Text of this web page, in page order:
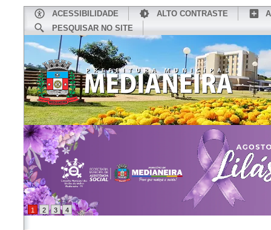
ACESSIBILIDADE ALTO CONTRASTE
PESQUISAR NO SITE
CONHEÇA MEDIANEIRA
1 2 3 4